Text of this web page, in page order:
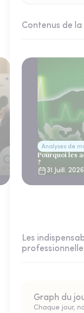
Contenus de
Analyses de
Pourquoi les
?
31 Juill. 2026
Les
professionnelle
Graph du
Chaque jour,